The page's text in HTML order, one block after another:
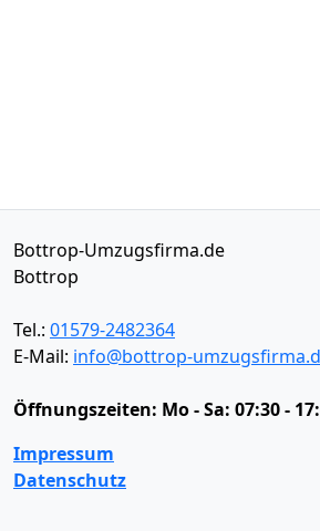
Bottrop-Umzugsfirma.de
Bottrop
Tel.: 01579-2482364
E-Mail: info@bottrop-
Öffnungszeiten: Mo - Sa: 07:30 -
Impressum
Datenschutz